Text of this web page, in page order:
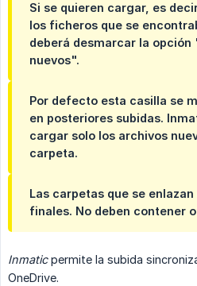
Si se quieren cargar, es
los ficheros que se
deberá desmarcar la
nuevos".
Por defecto esta casilla se
en posteriores subidas.
cargar solo los archivos
carpeta.
Las carpetas que se
finales. No deben contener
Inmaticpermite la subida
OneDrive.